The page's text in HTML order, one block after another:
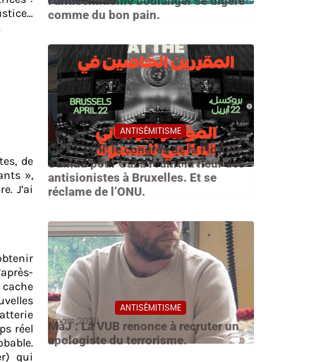
de
»,
J’ai
réel
qui
comme du bon pain.
ANTISÉMITISME
21 avril 2026
Ce 22 avril, le congrès de la Flottille
Sumud pour Gaza réunit la fleur des
antisionistes à Bruxelles. Et se
réclame de l’ONU.
ANTISÉMITISME
1 mars 2026
MàJ : La VUB renonce à recruter un
apologiste du terrorisme.